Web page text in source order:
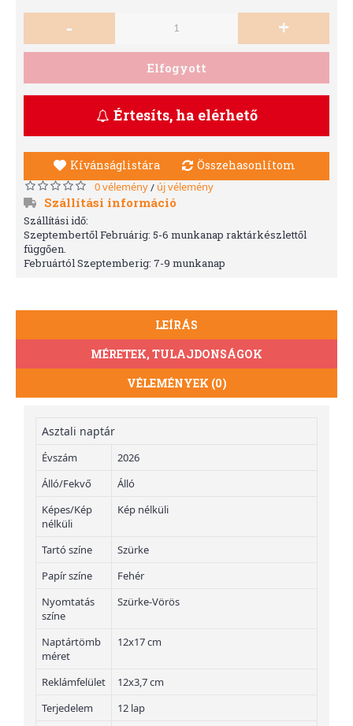
- +
Elfogyott
Értesíts, ha elérhető
Kívánságlistára Összehasonlítom
0 vélemény/ új vélemény
Szállítási információ
Szállítási idő:
Szeptembertől Februárig: 5-6 munkanap raktárkészlettől
függően.
Februártól Szeptemberig: 7-9 munkanap
LEÍRÁS
MÉRETEK, TULAJDONSÁGOK
VÉLEMÉNYEK (0)
Asztali naptár
Évszám
2026
Álló/Fekvő
Álló
Képes/Kép
nélküli
Kép nélküli
Tartó színe
Szürke
Papír színe
Fehér
Nyomtatás
színe
Szürke-Vörös
Naptártömb
méret
12x17 cm
Reklámfelület
12x3,7 cm
Terjedelem
12 lap